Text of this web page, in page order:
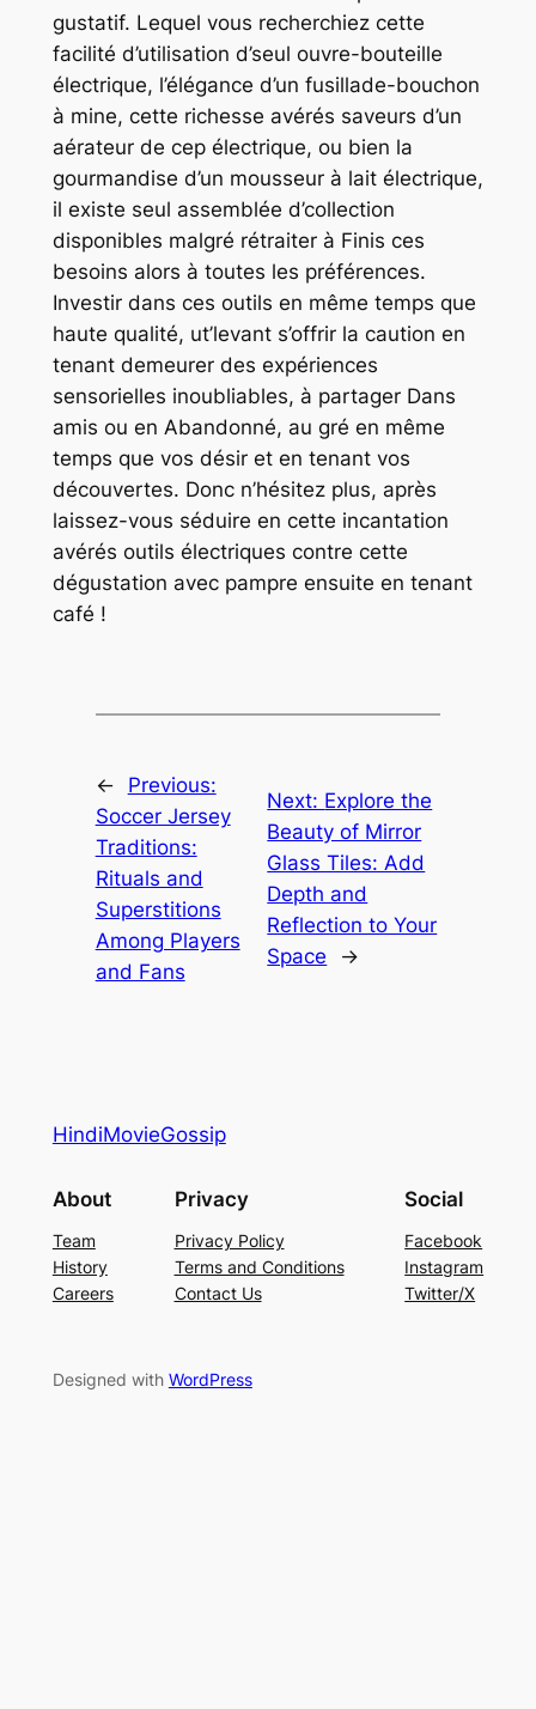
gustatif. Lequel vous recherchiez cette
facilité d’utilisation d’seul ouvre-bouteille
électrique, l’élégance d’un fusillade-bouchon
à mine, cette richesse avérés saveurs d’un
aérateur de cep électrique, ou bien la
gourmandise d’un mousseur à lait électrique,
il existe seul assemblée d’collection
disponibles malgré rétraiter à Finis ces
besoins alors à toutes les préférences.
Investir dans ces outils en même temps que
haute qualité, ut’levant s’offrir la caution en
tenant demeurer des expériences
sensorielles inoubliables, à partager Dans
amis ou en Abandonné, au gré en même
temps que vos désir et en tenant vos
découvertes. Donc n’hésitez plus, après
laissez-vous séduire en cette incantation
avérés outils électriques contre cette
dégustation avec pampre ensuite en tenant
café !
←
Previous:
Soccer Jersey
Traditions:
Rituals and
Superstitions
Among Players
and Fans
Next: Explore the
Beauty of Mirror
Glass Tiles: Add
Depth and
Reflection to Your
Space
→
HindiMovieGossip
About
Team
History
Careers
Privacy
Privacy Policy
Terms and Conditions
Contact Us
Social
Facebook
Instagram
Twitter/X
Designed with WordPress